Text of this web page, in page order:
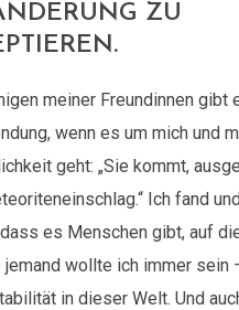
ZU A
meiner Freundinnen gibt
wenn es um mich und
geht: „Sie kommt,
Ich fand
es Menschen gibt, auf
jemand wollte ich immer sein
in dieser Welt. Und